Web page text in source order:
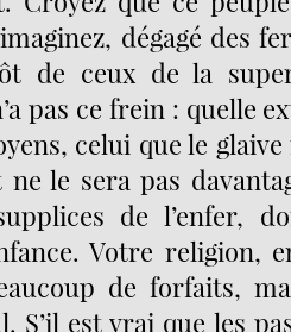
dégagé des
de ceux de la
pas ce frein : quelle
celui que le
ne le sera pas
de l’enfer,
Votre religion,
de forfaits,
S’il est vrai que les